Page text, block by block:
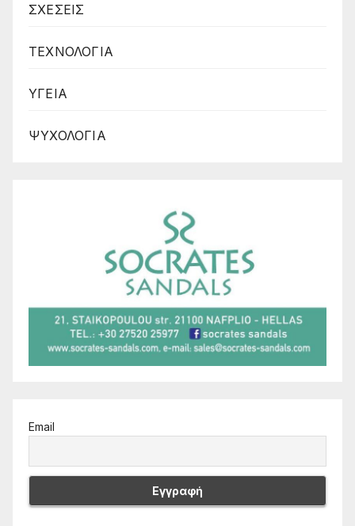
ΣΧΕΣΕΙΣ
ΤΕΧΝΟΛΟΓΙΑ
ΥΓΕΙΑ
ΨΥΧΟΛΟΓΙΑ
Email